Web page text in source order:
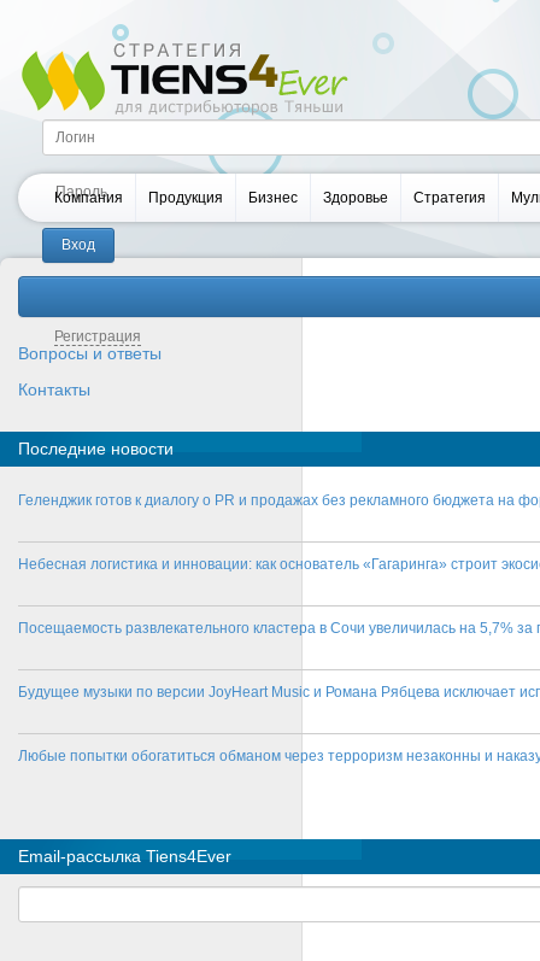
Регистрация
Компания Продукция Бизнес Здоровье Стратегия
Вопросы и ответы
Контакты
Последние новости
Геленджик готов к диалогу о PR и продажах без рекламного бюджета на
Небесная логистика и инновации: как основатель «Гагаринга» строит
Посещаемость развлекательного кластера в Сочи увеличилась на 5,7% за
Будущее музыки по версии JoyHeart Music и Романа Рябцева исключает
Любые попытки обогатиться обманом через терроризм незаконны и
Email-рассылка Tiens4Ever